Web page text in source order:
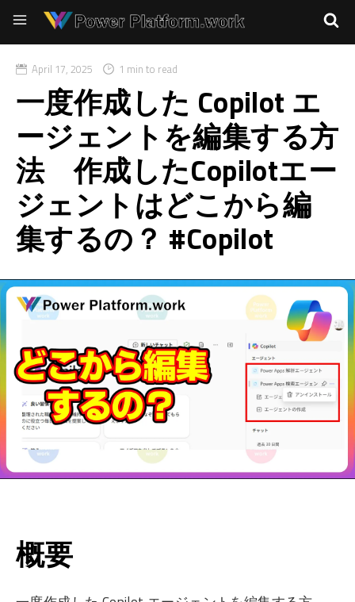
April 17, 2025 1 min to read
一度作成した Copilot エ
ージェントを編集する方
法 作成したCopilotエー
ジェントはどこから編
集するの？ #Copilot
概要